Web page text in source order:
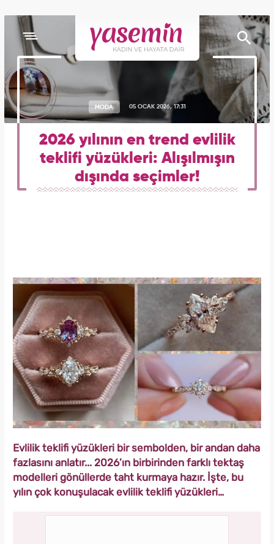
MODA 05 OCAK 2026, 17:31
2026 yılının en trend evlilik
teklifi yüzükleri: Alışılmışın
dışında seçimler!
Evlilik teklifi yüzükleri bir sembolden, bir andan daha
fazlasını anlatır... 2026’ın birbirinden farklı tektaş
modelleri gönüllerde taht kurmaya hazır. İşte, bu
yılın çok konuşulacak evlilik teklifi yüzükleri…